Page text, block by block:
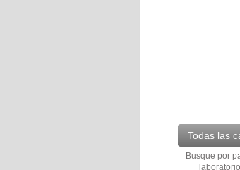
Todas las
Busque por